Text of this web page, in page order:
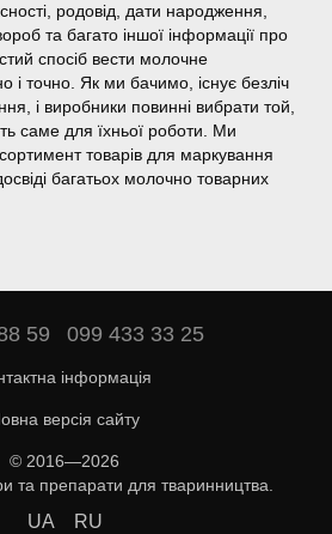
родовід, дати народження,
та багато іншої інформації про
спосіб вести молочне
і точно. Як ми бачимо, існує безліч
і виробники повинні вибрати той,
саме для їхньої роботи. Ми
товарів для маркування
багатьох молочно товарних
59 099 433 33 25
інформація
версія сайту
© 2016—2026
та препарати для тваринництва.
UA RU